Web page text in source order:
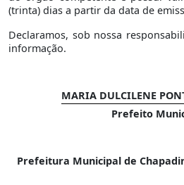
(trinta) dias a partir da data de
Declaramos, sob nossa
informação.
MARIA DULCILENE
Prefeito
Prefeitura Municipal de